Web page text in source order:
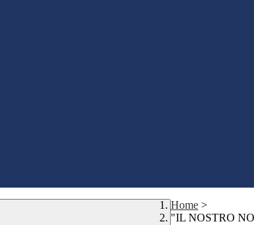
Home >
"IL NOSTRO